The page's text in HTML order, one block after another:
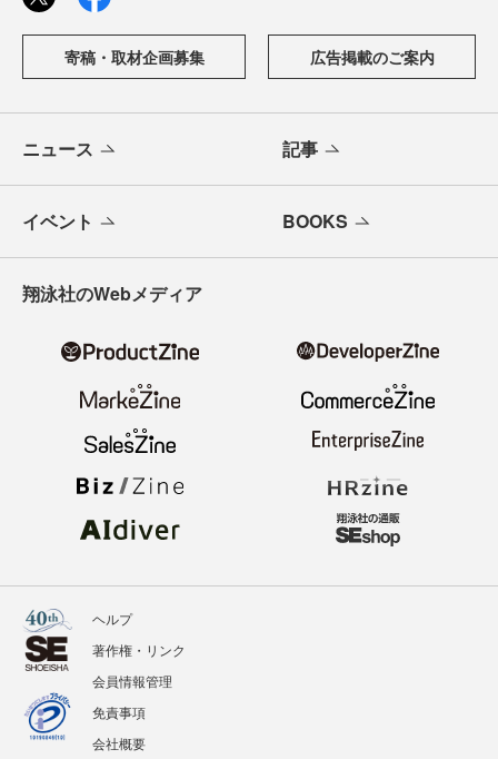
寄稿・取材企画募集 広告掲載のご案内
ニュース 記事
イベント BOOKS
翔泳社のWebメディア
ヘルプ
著作権・リンク
会員情報管理
免責事項
会社概要